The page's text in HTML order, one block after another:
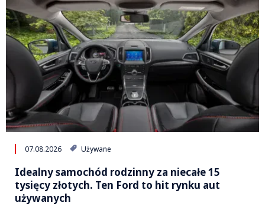
07.08.2026 Używane
Idealny samochód rodzinny za niecałe 15
tysięcy złotych. Ten Ford to hit rynku aut
używanych